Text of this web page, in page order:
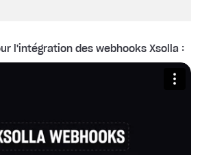
l'intégration des webhooks Xsolla :